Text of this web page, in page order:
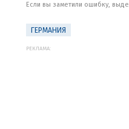
Если вы заметили ошибку,
ГЕРМАНИЯ
РЕКЛАМА: